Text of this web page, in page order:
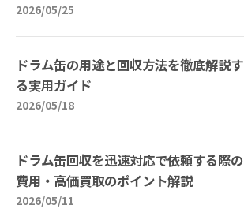
2026/05/25
ドラム缶の用途と回収方法を徹底解説す
る実用ガイド
2026/05/18
ドラム缶回収を迅速対応で依頼する際の
費用・高価買取のポイント解説
2026/05/11